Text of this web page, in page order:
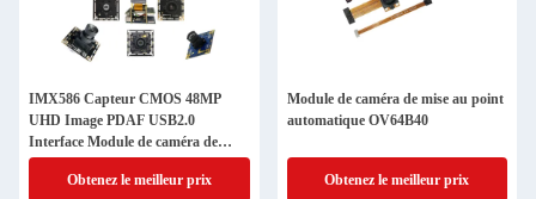
IMX586 Capteur CMOS 48MP
UHD Image PDAF USB2.0
Interface Module de caméra de
protocole UVC à grand angle
Obtenez le meilleur prix
Module de caméra de mise au point
automatique OV64B40
Obtenez le meilleur prix